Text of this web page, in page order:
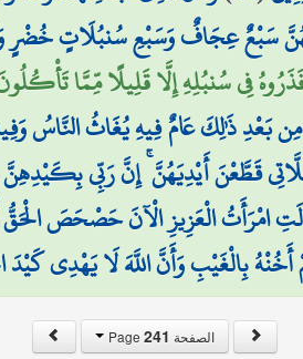
سَبْعٌ عِجَافٌ وَسَبْعِ سُنبُلَاتٍ خُضْرٍ
فِي سُنبُلِهِ إِلَّا قَلِيلًا مِّمَّا تَأْكُلُونَ
مِن بَعْدِ ذَٰلِكَ عَامٌ فِيهِ يُغَاثُ النَّاسُ
قَطَّعْنَ أَيْدِيَهُنَّ ۚ إِنَّ رَبِّي
امْرَأَتُ الْعَزِيزِ الْآنَ حَصْحَصَ الْحَقُّ
أَخُنْهُ بِالْغَيْبِ وَأَنَّ اللَّهَ لَا يَهْدِي كَيْدَ
الصفحة Page 241